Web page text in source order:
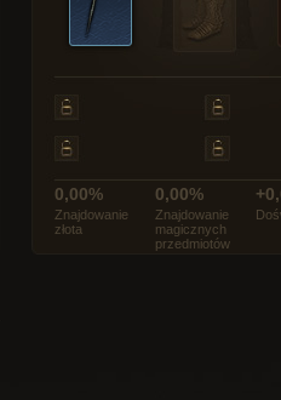
0,00%
Znajdowanie
złota
0,00%
Znajdowanie
magicznych
przedmiotów